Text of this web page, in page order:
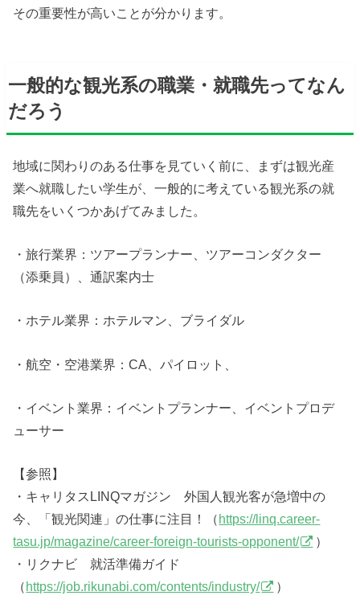
その重要性が高いことが分かります。
一般的な観光系の職業・就職先ってなん
だろう
地域に関わりのある仕事を見ていく前に、まずは観光産
業へ就職したい学生が、一般的に考えている観光系の就
職先をいくつかあげてみました。
・旅行業界：ツアープランナー、ツアーコンダクター
（添乗員）、通訳案内士
・ホテル業界：ホテルマン、ブライダル
・航空・空港業界：CA、パイロット、
・イベント業界：イベントプランナー、イベントプロデ
ューサー
【参照】
・キャリタスLINQマガジン 外国人観光客が急増中の
今、「観光関連」の仕事に注目！（ https://linq.career-
tasu.jp/magazine/career-foreign-tourists-opponent/
）
・リクナビ 就活準備ガイド
（ https://job.rikunabi.com/contents/industry/ ）